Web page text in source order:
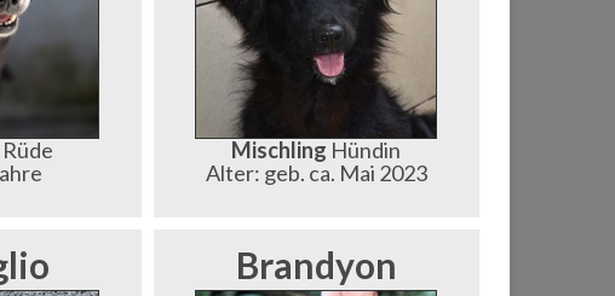
Rüde
Mischling Hündin
Alter: geb. ca. Mai 2023
Brandyon